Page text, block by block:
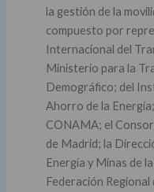
la gestión de la
compuesto por
Internacional del
Ministerio para la
Demográfico; del
Ahorro de la
CONAMA; el
de Madrid; la
Energía y Minas de
Federación